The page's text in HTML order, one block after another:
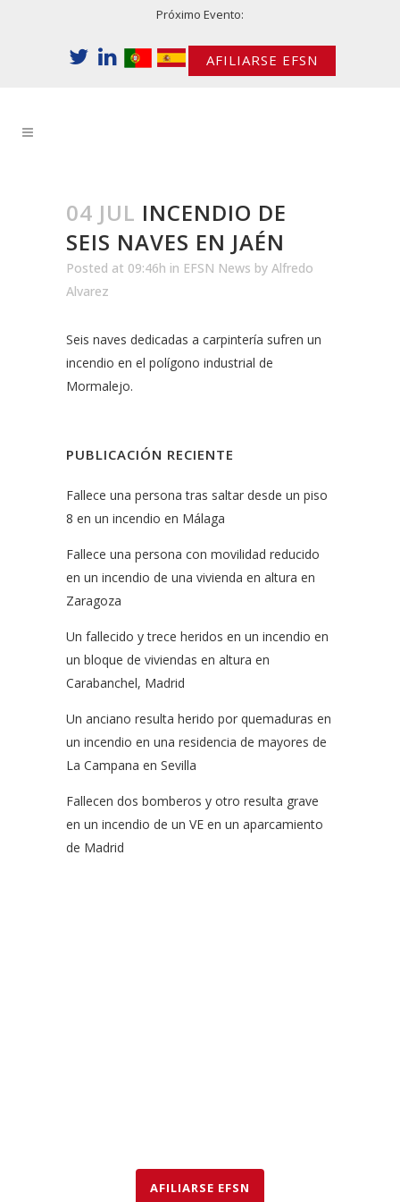
Próximo Evento:
AFILIARSE EFSN
04 JUL INCENDIO DE
SEIS NAVES EN JAÉN
Posted at 09:46h in EFSN News by Alfredo
Alvarez
Seis naves dedicadas a carpintería sufren un
incendio en el polígono industrial de
Mormalejo.
PUBLICACIÓN RECIENTE
Fallece una persona tras saltar desde un piso
8 en un incendio en Málaga
Fallece una persona con movilidad reducido
en un incendio de una vivienda en altura en
Zaragoza
Un fallecido y trece heridos en un incendio en
un bloque de viviendas en altura en
Carabanchel, Madrid
Un anciano resulta herido por quemaduras en
un incendio en una residencia de mayores de
La Campana en Sevilla
Fallecen dos bomberos y otro resulta grave
en un incendio de un VE en un aparcamiento
de Madrid
AFILIARSE EFSN